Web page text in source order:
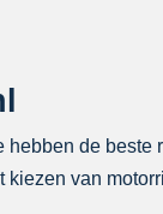
de beste
van